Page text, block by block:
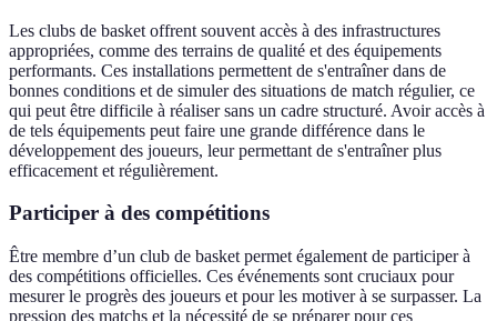
Les clubs de basket offrent souvent accès à des infrastructures
appropriées, comme des terrains de qualité et des équipements
performants. Ces installations permettent de s'entraîner dans de
bonnes conditions et de simuler des situations de match régulier, ce
qui peut être difficile à réaliser sans un cadre structuré. Avoir accès à
de tels équipements peut faire une grande différence dans le
développement des joueurs, leur permettant de s'entraîner plus
efficacement et régulièrement.
Participer à des compétitions
Être membre d’un club de basket permet également de participer à
des compétitions officielles. Ces événements sont cruciaux pour
mesurer le progrès des joueurs et pour les motiver à se surpasser. La
pression des matchs et la nécessité de se préparer pour ces